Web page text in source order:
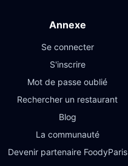
Annexe
Se connecter
S'inscrire
Mot de passe oublié
Rechercher un restaurant
Blog
La communauté
Devenir partenaire FoodyParis